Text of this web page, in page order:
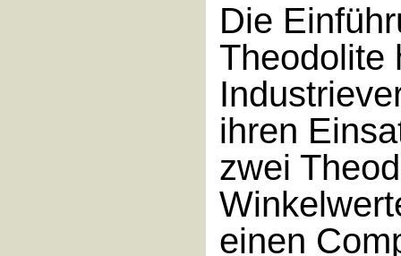
Die
Theodolite
ihren
zwei
einen